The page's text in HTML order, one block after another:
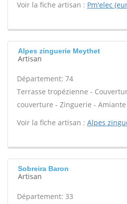
Voir la fiche artisan : Pm'elec
Alpes zinguerie Meythet
Artisan
Département: 74
Terrasse tropézienne -
couverture - Zinguerie - Amiante
Voir la fiche artisan : Alpes
Sobreira Baron
Artisan
Département: 33